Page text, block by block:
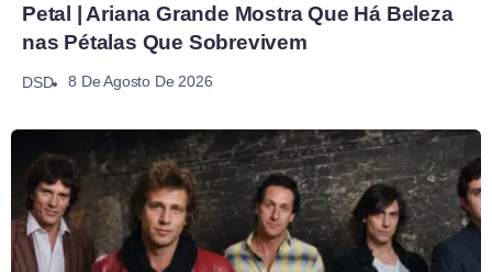
Petal | Ariana Grande Mostra Que Há Beleza
nas Pétalas Que Sobrevivem
DSD 8 De Agosto De 2026